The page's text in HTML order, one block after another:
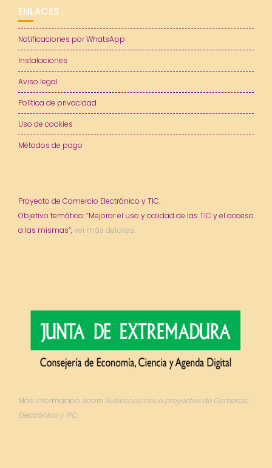
ENLACES
Notificaciones por WhatsApp
Instalaciones
Aviso legal
Política de privacidad
Uso de cookies
Métodos de pago
Proyecto de Comercio Electrónico y TIC.
Objetivo temático: “Mejorar el uso y calidad de las TIC y el acceso
a las mismas”,ver más detalles.
Más información sobre Subvenciones a proyectos de Comercio
Electrónico y TIC.